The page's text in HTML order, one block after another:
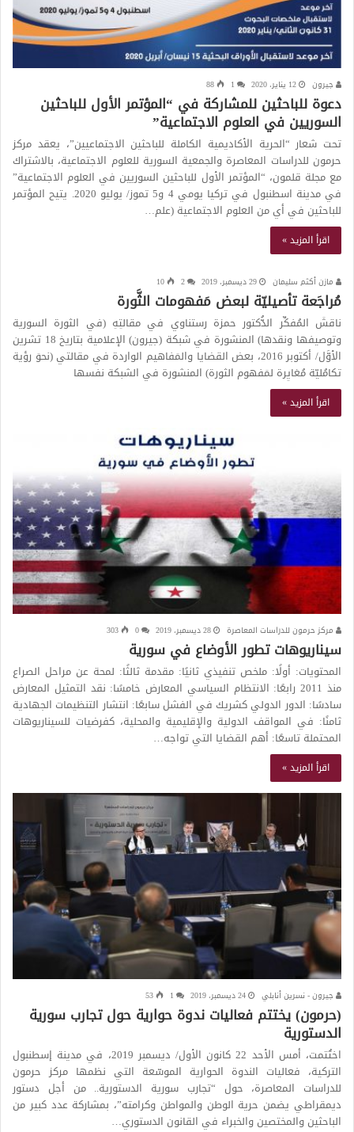
جيرون 12 يناير، 2020 88
دعوة للباحثين للمشاركة في “المؤتمر الأول للباحثين
السوريين في العلوم الاجتماعية”
تحت شعار “الحرية الأكاديمية الكاملة للباحثين الاجتماعيين”، يعقد مركز
حرمون للدراسات المعاصرة والجمعية السورية للعلوم الاجتماعية، بالاشتراك
مع مجلة قلمون، “المؤتمر الأول للباحثين السوريين في العلوم الاجتماعية”
في مدينة اسطنبول في تركيا يومي 4 و5 تموز/ يوليو 2020. يتيح المؤتمر
للباحثين في أي من العلوم الاجتماعية (علم…
اقرأ المزيد »
مازن أكثم سليمان 29 ديسمبر، 2019 10
مُراجَعة تأصيليّة لبعض مَفهومات الثَّورة
ناقشَ المُفكِّر الدُّكتور حمزة رستناوي في مقالتِهِ (في الثورة السورية
وتوصيفها ونقدها) المنشورة في شبكة (جيرون) الإعلامية بتاريخ 18 تشرين
الأوَّل/ أكتوبر 2016، بعض القضايا والمَفاهيم الواردة في مقالتي (نحوَ رؤية
تكامُليّة مُغايِرة لمَفهوم الثورة) المنشورة في الشبكة نفسها
اقرأ المزيد »
مركز حرمون للدراسات المعاصرة 28 ديسمبر، 2019 303
سيناريوهات تطور الأوضاع في سورية
المحتويات: أولًا: ملخص تنفيذي ثانيًا: مقدمة ثالثًا: لمحة عن مراحل الصراع
منذ 2011 رابعًا: الانتظام السياسي المعارض خامسًا: نقد التمثيل المعارض
سادسًا: الدور الدولي كشريك في الفشل سابعًا: انتشار التنظيمات الجهادية
ثامنًا: في المواقف الدولية والإقليمية والمحلية، كفرضيات للسيناريوهات
المحتملة تاسعًا: أهم القضايا التي تواجه…
اقرأ المزيد »
جيرون - نسرين أنابلي 24 ديسمبر، 2019 53
(حرمون) يختتم فعاليات ندوة حوارية حول تجارب سورية
الدستورية
اختُتمت، أمس الأحد 22 كانون الأول/ ديسمبر 2019، في مدينة إسطنبول
التركية، فعاليات الندوة الحوارية الموسّعة التي نظمها مركز حرمون
للدراسات المعاصرة، حول “تجارب سورية الدستورية.. من أجل دستور
ديمقراطي يضمن حرية الوطن والمواطن وكرامته”، بمشاركة عدد كبير من
الباحثين والمختصين والخبراء في القانون الدستوري…